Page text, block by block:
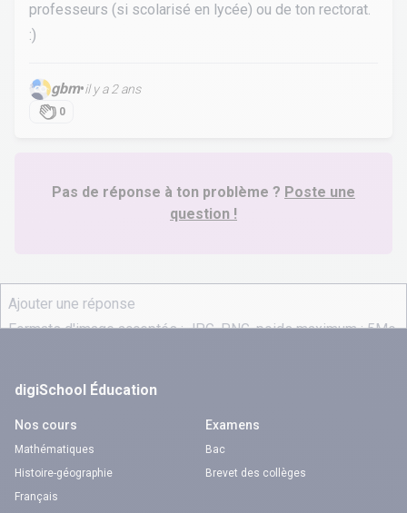
professeurs (si scolarisé en lycée) ou de ton rectorat.
:)
gbm•il y a 2 ans
0
Pas de réponse à ton problème ? Poste une
question !
digiSchool Éducation
Nos cours
Mathématiques
Histoire-géographie
Français
Examens
Bac
Brevet des collèges